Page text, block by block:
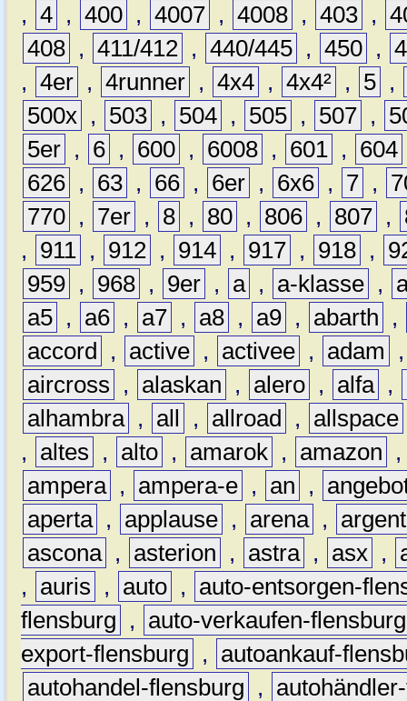
, 4 , 400 , 4007 , 4008 , 403 ,
408 , 411/412 , 440/445 , 450 ,
, 4er , 4runner , 4x4 , 4x4² , 5 ,
500x , 503 , 504 , 505 , 507 ,
5er , 6 , 600 , 6008 , 601 , 604
626 , 63 , 66 , 6er , 6x6 , 7 ,
770 , 7er , 8 , 80 , 806 , 807 ,
,
911 , 912 , 914 , 917 , 918 ,
959 , 968 , 9er , a , a-klasse ,
a5 , a6 , a7 , a8 , a9 , abarth
,
accord
, active , activee , adam
aircross
, alaskan , alero , alfa ,
alhambra , all , allroad , allspace
,
altes , alto , amarok , amazon
ampera , ampera-e , an ,
aperta , applause , arena ,
ascona , asterion , astra , asx ,
,
auris , auto ,
auto-entsorgen-
flensburg
,
auto-verkaufen-flensburg
export-flensburg
,
autoankauf-
autohandel-flensburg
,